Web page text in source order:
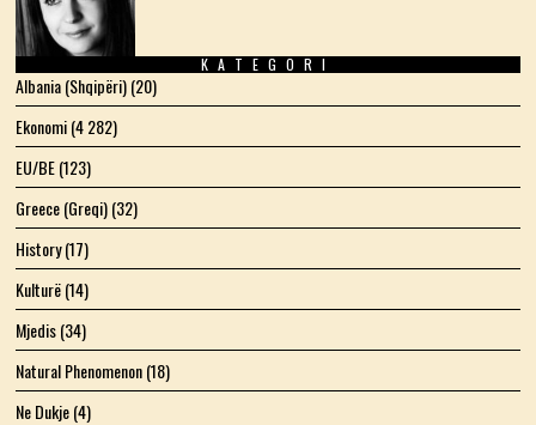
KATEGORI
Albania (Shqipëri)(20)
Ekonomi(4 282)
EU/BE(123)
Greece (Greqi)(32)
History(17)
Kulturë(14)
Mjedis(34)
Natural Phenomenon(18)
Ne Dukje(4)